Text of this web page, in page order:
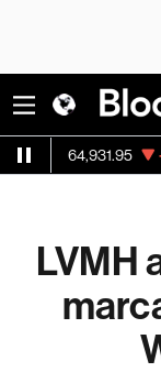
-0.16%
LVMH